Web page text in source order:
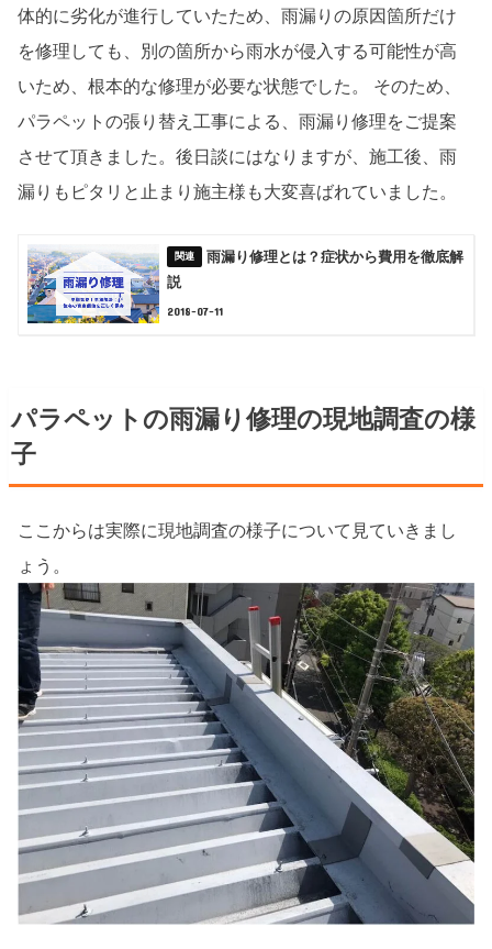
体的に劣化が進行していたため、雨漏りの原因箇所だけ
を修理しても、別の箇所から雨水が侵入する可能性が高
いため、根本的な修理が必要な状態でした。 そのため、
パラペットの張り替え工事による、雨漏り修理をご提案
させて頂きました。後日談にはなりますが、施工後、雨
漏りもピタリと止まり施主様も大変喜ばれていました。
雨漏り修理とは？症状から費用を徹底解
説
2018-07-11
パラペットの雨漏り修理の現地調査の様
子
ここからは実際に現地調査の様子について見ていきまし
ょう。